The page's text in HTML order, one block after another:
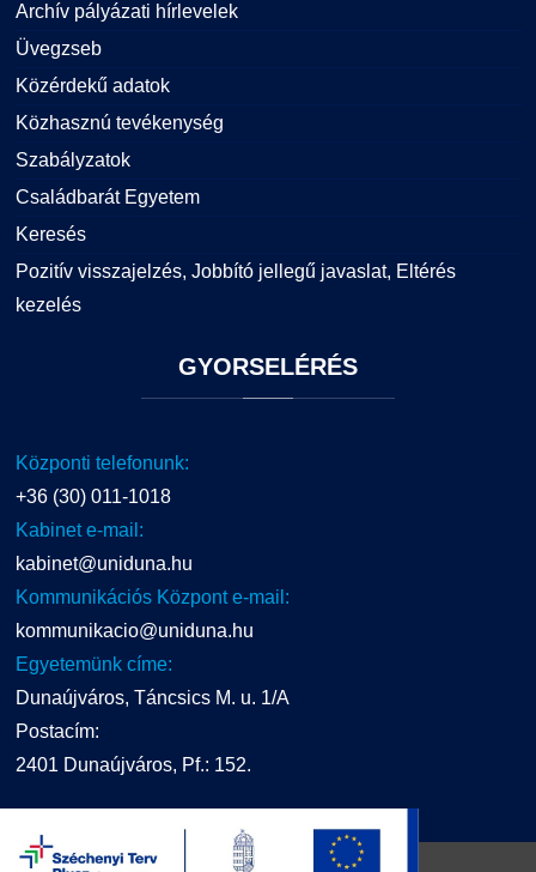
Archív pályázati hírlevelek
Üvegzseb
Közérdekű adatok
Közhasznú tevékenység
Szabályzatok
Családbarát Egyetem
Keresés
Pozitív visszajelzés, Jobbító jellegű javaslat, Eltérés
kezelés
GYORSELÉRÉS
Központi telefonunk:
+36 (30) 011-1018
Kabinet e-mail:
kabinet@uniduna.hu
Kommunikációs Központ e-mail:
kommunikacio@uniduna.hu
Egyetemünk címe:
Dunaújváros, Táncsics M. u. 1/A
Postacím:
2401 Dunaújváros, Pf.: 152.